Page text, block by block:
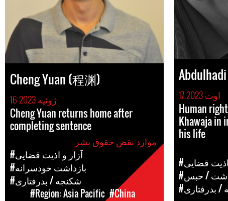
17 اوت 2023
Human
Khawaja in
his life
اذیت قضایی
/ حبس
/ بدرفتاری
Cheng Yuan (程渊)
16 ژوئیه 2023
Cheng Yuan returns home after
completing sentence
#آزار و اذیت قضایی
#بازداشت خودسرانه
#شکنجه / بدرفتاری
#Region: Asia Pacific #China